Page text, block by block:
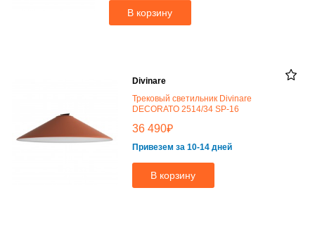
В корзину
Divinare
Трековый светильник Divinare
DECORATO 2514/34 SP-16
36 490₽
Привезем за 10-14 дней
В корзину